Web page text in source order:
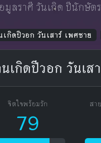
มูลราศี วันเกิด ปีนักษั
เกิดปีวอก วันเสาร์ เพศชาย
เกิดปีวอก วันเส
จิตใจพร้อมรัก
79
สา